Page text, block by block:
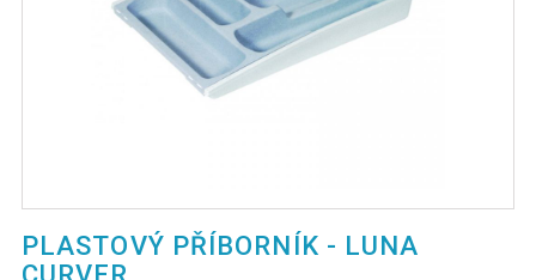
PLASTOVÝ PŘÍBORNÍK - LUNA